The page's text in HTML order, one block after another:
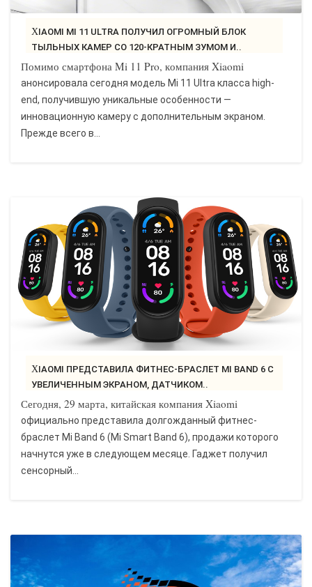
XIAOMI MI 11 ULTRA ПОЛУЧИЛ ОГРОМНЫЙ БЛОК
ТЫЛЬНЫХ КАМЕР СО 120-КРАТНЫМ ЗУМОМ И..
Помимо смартфона Mi 11 Pro, компания Xiaomi
анонсировала сегодня модель Mi 11 Ultra класса high-
end, получившую уникальные особенности —
инновационную камеру с дополнительным экраном.
Прежде всего в...
XIAOMI ПРЕДСТАВИЛА ФИТНЕС-БРАСЛЕТ MI BAND 6 С
УВЕЛИЧЕННЫМ ЭКРАНОМ, ДАТЧИКОМ..
Сегодня, 29 марта, китайская компания Xiaomi
официально представила долгожданный фитнес-
браслет Mi Band 6 (Mi Smart Band 6), продажи которого
начнутся уже в следующем месяце. Гаджет получил
сенсорный...